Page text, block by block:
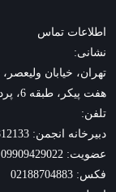
اطلاعات تماس
نشانی:
تهران، خیابان
هفت پیکر، طبقه 6، پردیس دانشگاه علامه طباطبایی
تلفن:
دبیرخانه انجمن: 09101812133
عضویت: 09909429022
فکس: 02188704883